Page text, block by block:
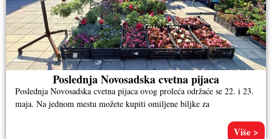
Poslednja Novosadska cvetna pijaca
Poslednja Novosadska cvetna pijaca ovog proleća održaće se 22. i 23.
maja. Na jednom mestu možete kupiti omiljene biljke za
Više >